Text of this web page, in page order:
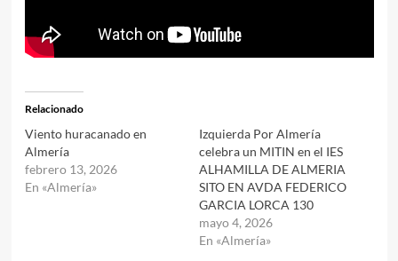
Relacionado
Viento huracanado en
Almería
febrero 13, 2026
En «Almería»
Izquierda Por Almería
celebra un MITIN en el IES
ALHAMILLA DE ALMERIA
SITO EN AVDA FEDERICO
GARCIA LORCA 130
mayo 4, 2026
En «Almería»